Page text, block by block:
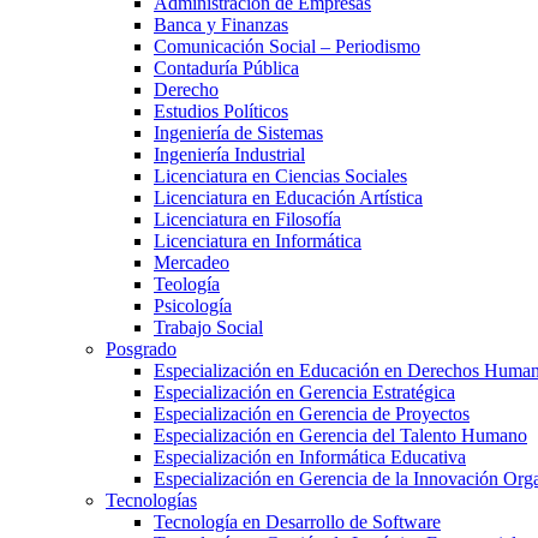
Banca y Finanzas
Comunicación Social – Periodismo
Contaduría Pública
Derecho
Estudios Políticos
Ingeniería de Sistemas
Ingeniería Industrial
Licenciatura en Ciencias Sociales
Licenciatura en Educación Artística
Licenciatura en Filosofía
Licenciatura en Informática
Mercadeo
Teología
Psicología
Trabajo Social
Posgrado
Especialización en Educación en Derechos
Especialización en Gerencia Estratégica
Especialización en Gerencia de Proyectos
Especialización en Gerencia del Talento Humano
Especialización en Informática Educativa
Especialización en Gerencia de la Innovación
Tecnologías
Tecnología en Desarrollo de Software